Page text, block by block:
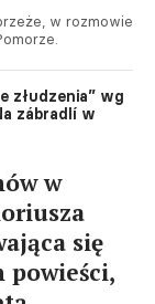
w rozmowie
złudzenia” wg
zábradlí w
w
się
powieści,